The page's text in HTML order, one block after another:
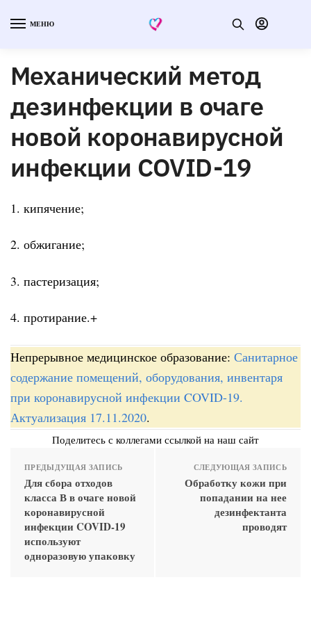
МЕНЮ
Механический метод
дезинфекции в очаге
новой коронавирусной
инфекции COVID-19
1. кипячение;
2. обжигание;
3. пастеризация;
4. протирание.+
Непрерывное медицинское образование: Санитарное
содержание помещений, оборудования, инвентаря
при коронавирусной инфекции COVID-19.
Актуализация 17.11.2020.
Поделитесь с коллегами ссылкой на наш сайт
ПРЕДЫДУЩАЯ ЗАПИСЬ
Для сбора отходов
класса В в очаге новой
коронавирусной
инфекции COVID-19
используют
одноразовую упаковку
СЛЕДУЮЩАЯ ЗАПИСЬ
Обработку кожи при
попадании на нее
дезинфектанта
проводят